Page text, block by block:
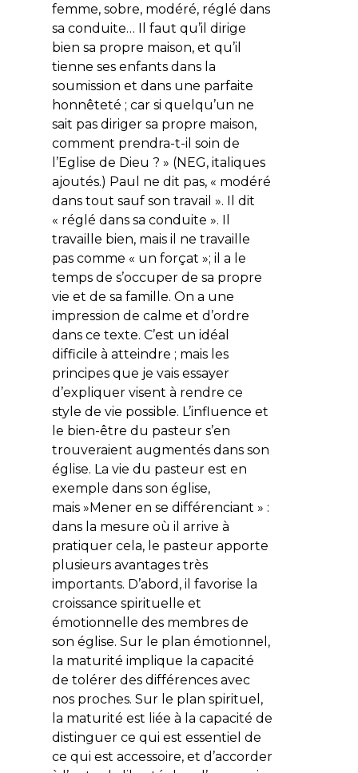
femme, sobre, modéré, réglé dans
sa conduite… Il faut qu’il dirige
bien sa propre maison, et qu’il
tienne ses enfants dans la
soumission et dans une parfaite
honnêteté ; car si quelqu’un ne
sait pas diriger sa propre maison,
comment prendra-t-il soin de
l’Eglise de Dieu ? » (NEG, italiques
ajoutés.) Paul ne dit pas, « modéré
dans tout sauf son travail ». Il dit
« réglé dans sa conduite ». Il
travaille bien, mais il ne travaille
pas comme « un forçat »; il a le
temps de s’occuper de sa propre
vie et de sa famille. On a une
impression de calme et d’ordre
dans ce texte. C’est un idéal
difficile à atteindre ; mais les
principes que je vais essayer
d’expliquer visent à rendre ce
style de vie possible. L’influence et
le bien-être du pasteur s’en
trouveraient augmentés dans son
église. La vie du pasteur est en
exemple dans son église,
mais »Mener en se différenciant » :
dans la mesure où il arrive à
pratiquer cela, le pasteur apporte
plusieurs avantages très
importants. D’abord, il favorise la
croissance spirituelle et
émotionnelle des membres de
son église. Sur le plan émotionnel,
la maturité implique la capacité
de tolérer des différences avec
nos proches. Sur le plan spirituel,
la maturité est liée à la capacité de
distinguer ce qui est essentiel de
ce qui est accessoire, et d’accorder